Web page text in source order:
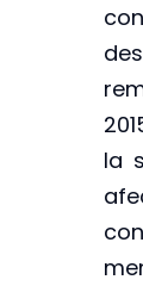
la